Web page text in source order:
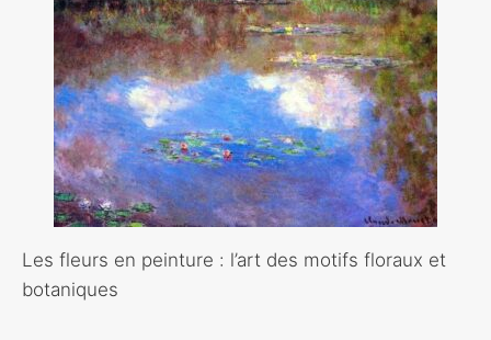
Les fleurs en peinture : l’art des motifs floraux et
botaniques